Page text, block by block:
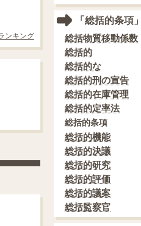
ンキング
「総括的条項
総括物質移動係数
総括的
総括的な
総括的刑の宣告
総括的在庫管理
総括的定率法
総括的条項
総括的機能
総括的決議
総括的研究
総括的評価
総括的議案
総括監察官